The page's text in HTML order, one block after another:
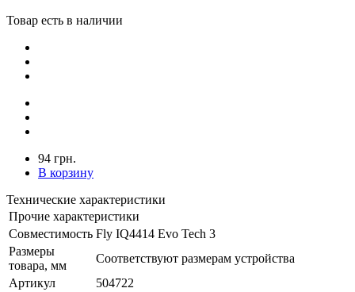
Товар есть в наличии
94 грн.
В корзину
Технические характеристики
Прочие характеристики
Совместимость Fly IQ4414 Evo Tech 3
Размеры
товара, мм
Соответствуют размерам устройства
Артикул
504722